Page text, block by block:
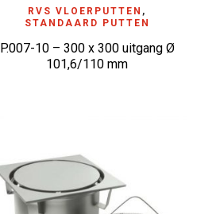
ADD TO WISHLIST
RVS VLOERPUTTEN ,
STANDAARD PUTTEN
P.007-10 – 300 x 300 uitgang Ø
101,6/110 mm